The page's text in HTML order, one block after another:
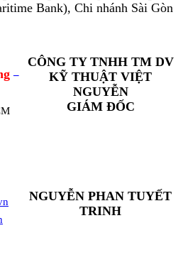
Bank), Chi nhánh Sài Gòn
–
CÔNG TY TNHH TM DV
KỸ THUẬT VIỆT
NGUYỄN
GIÁM ĐỐC
NGUYỄN PHAN TUYẾT
TRINH